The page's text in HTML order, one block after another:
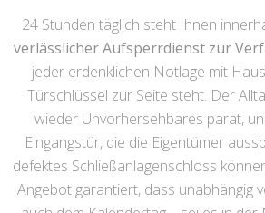
24 Stunden täglich steht Ihnen
verlässlicher Aufsperrdienst zur
jeder erdenklichen Notlage mit
Türschlüssel zur Seite steht. Der
wieder Unvorhersehbares parat,
Eingangstür, die die Eigentümer
defektes Schließanlagenschloss
Angebot garantiert, dass unabhängig